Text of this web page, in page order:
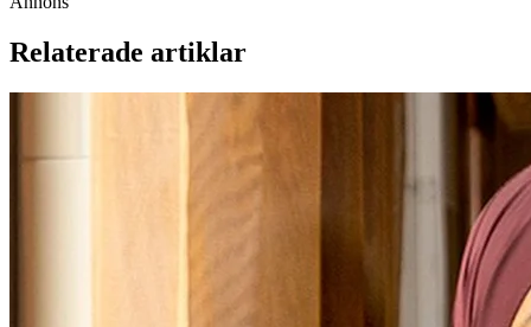
Relaterade artiklar